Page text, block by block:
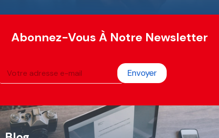
Abonnez-Vous À Notre Newsletter
Envoyer